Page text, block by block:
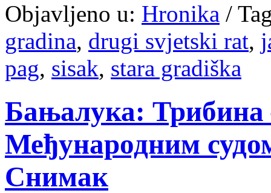
Objavljeno u: Hronika /
gradina, drugi svjetski rat,
pag, sisak, stara gradiška
Бањалука: Трибина
Међународним
Снимак